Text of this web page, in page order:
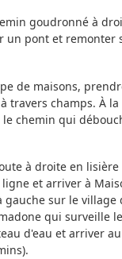
goudronné à
un pont et remonter
de maisons,
travers champs. À
chemin qui
à droite en lisière
et arriver à
gauche sur le village
qui surveille
d'eau et arriver